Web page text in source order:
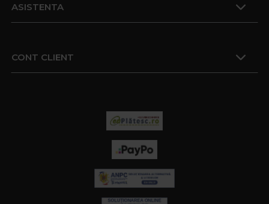
ASISTENTA
CONT CLIENT